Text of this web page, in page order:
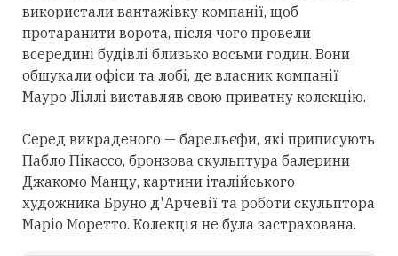
використали вантажівку компанії, щоб
протаранити ворота, після чого провели
всередині будівлі близько восьми годин. Вони
обшукали офіси та лобі, де власник компанії
Мауро Ліллі виставляв свою приватну колекцію.
Серед викраденого — барельєфи, які приписують
Пабло Пікассо, бронзова скульптура балерини
Джакомо Манцу, картини італійського
художника Бруно д'Арчевії та роботи скульптора
Маріо Моретто. Колекція не була застрахована.